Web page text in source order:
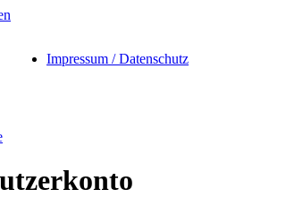
Impressum / Datenschutz